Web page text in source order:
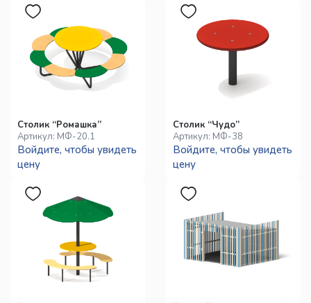
Столик “Ромашка”
Артикул: МФ-20.1
Войдите, чтобы увидеть
цену
Столик “Чудо”
Артикул: МФ-38
Войдите, чтобы увидеть
цену